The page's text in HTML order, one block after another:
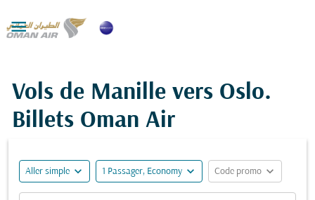

Vols de Manille vers Oslo.
Billets Oman Air
Aller simple expand_more 1 Passager, Economy expand_more Code promo expand_more